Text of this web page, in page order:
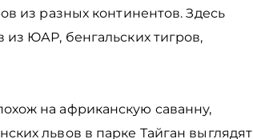
из разных континентов. Здесь
ЮАР, бенгальских тигров,
на африканскую саванну,
львов в парке Тайган выглядят